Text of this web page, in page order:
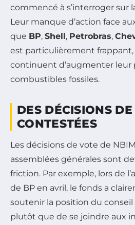
commencé à s’interroger sur
Leur manque d’action face
que BP, Shell, Petrobras,
est particulièrement frappant,
continuent d’augmenter leur
combustibles fossiles.
DES DÉCISIONS
CONTESTÉES
Les décisions de vote de
assemblées générales sont
friction. Par exemple, lors de
de BP en avril, le fonds a
soutenir la position du conseil
plutôt que de se joindre aux